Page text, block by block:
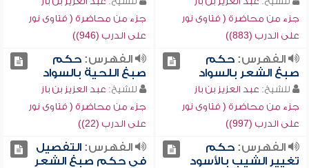
جزء من محاضرة ( فتاوى نور
على الدرب (883))
جزء من محاضرة ( فتاوى نور
على الدرب (946))
الفهرس:حكم
صبغ الشعر بالسواد
للشيخ: عبد العزيز بن باز
جزء من محاضرة ( فتاوى نور
على الدرب (997))
الفهرس:حكم
صبغ اللحية بالسواد
للشيخ: عبد العزيز بن باز
جزء من محاضرة ( فتاوى نور
على الدرب (22))
الفهرس:حكم
تغيير الشيب بالأسود
الفهرس:التفصيل
في حكم صبغ الشعر